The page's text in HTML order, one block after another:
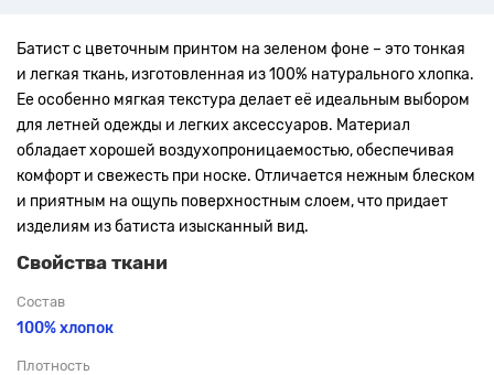
Батист с цветочным принтом на зеленом фоне – это тонкая
и легкая ткань, изготовленная из 100% натурального хлопка.
Ее особенно мягкая текстура делает её идеальным выбором
для летней одежды и легких аксессуаров. Материал
обладает хорошей воздухопроницаемостью, обеспечивая
комфорт и свежесть при носке. Отличается нежным блеском
и приятным на ощупь поверхностным слоем, что придает
изделиям из батиста изысканный вид.
Свойства ткани
Состав
100% хлопок
Плотность